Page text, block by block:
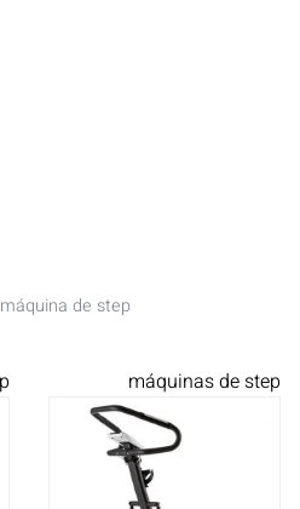
de step
máquinas de step